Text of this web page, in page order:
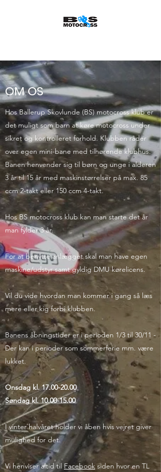
OM OS
Hos Ballerup Skovlunde (BS) motocross klub er
det muligt som barn at køre motocross under
sikret og kontrolleret forhold. Klubben råder
over egen mini-bane med tilhørende klubhus.
Banen henvender sig til børn og unge i alderen
3 år til 15 år med maskinstørrelser på max. 85
ccm 2-takt eller 150 ccm 4-takt.
Hos BS motocross klub kan man starte det år
man fylder 3 år.
For at benytte anlægget skal man have egen
maskine/udstyr samt gyldig DMU kørelicens.
Vil du vide hvordan man kommer i gang så læs
mere eller kig forbi klubben.
Banens åbningstider er i perioden 1/3 til 30/11 -
Der kan i perioder som sommerferie mm. være
lukket.
Onsdag kl.17.00-20.00
Søndag kl.10.00-15.00
I vinter halvåret holder vi åben hvis vejret giver
mulighed for det.
Vi henviser altid tilFacebooksiden hvor en TL